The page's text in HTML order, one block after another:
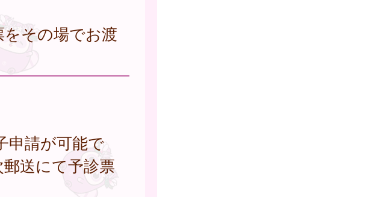
その場でお渡
申請が可能で
送にて予診票